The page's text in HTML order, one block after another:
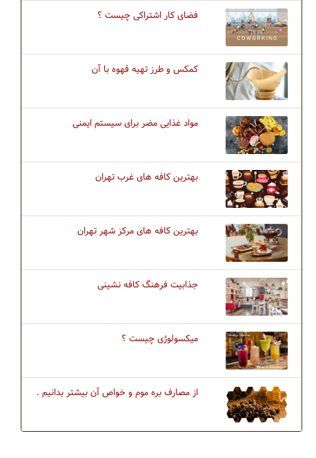
فضای کار اشتراکی چیست ؟
کمکس و طرز تهیه قهوه با آن
مواد غذایی مضر برای سیستم ایمنی
بهترین کافه های غرب تهران
بهترین کافه های مرکز شهر تهران
جذابیت فرهنگ كافه نشینی
میکسولوژی چیست ؟
از مصارف بره موم و خواص آن بیشتر بدانیم .